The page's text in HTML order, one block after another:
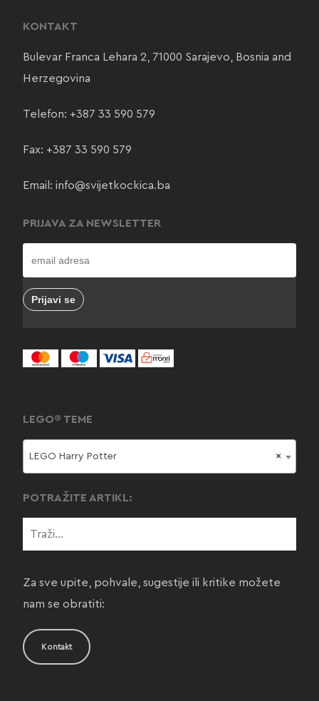
KONTAKT
Bulevar Franca Lehara 2, 71000 Sarajevo, Bosnia and
Herzegovina
Telefon: +387 33 590 579
Fax: +387 33 590 579
Email: info@svijetkockica.ba
PRIJAVA ZA NEWSLETTER
LEGO® TEME
×
LEGO Harry Potter
POTRAŽITE ARTIKL:
Za sve upite, pohvale, sugestije ili kritike možete
nam se obratiti:
Kontakt